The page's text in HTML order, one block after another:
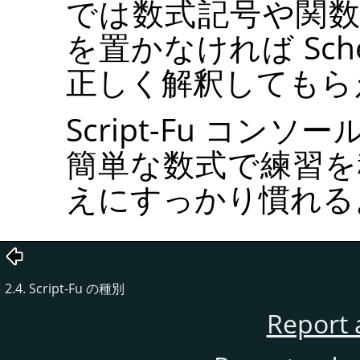
では数式記号や関
を置かなければ
正しく解釈しても
Script-Fu コンソー
簡単な数式で練習
えにすっかり慣れ
2.4. Script-Fu の種別
Report